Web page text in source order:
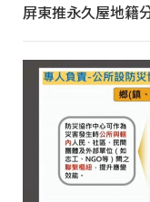
屏東推永久屋地籍